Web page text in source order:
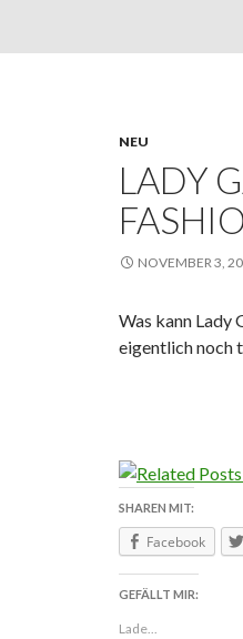
NEU
LADY
NOVEMBER 3,
Was kann Lady
eigentlich noch
SHAREN MIT:
Facebook
GEFÄLLT MIR:
Lade...